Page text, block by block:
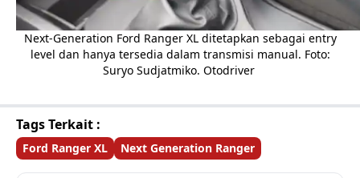
Next-Generation Ford Ranger XL ditetapkan sebagai entry
level dan hanya tersedia dalam transmisi manual. Foto:
Suryo Sudjatmiko. Otodriver
Tags Terkait :
Ford Ranger XL Next Generation Ranger